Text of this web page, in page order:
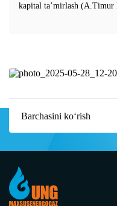
kapital ta’mirlash (A.Timur
Barchasini ko‘rish